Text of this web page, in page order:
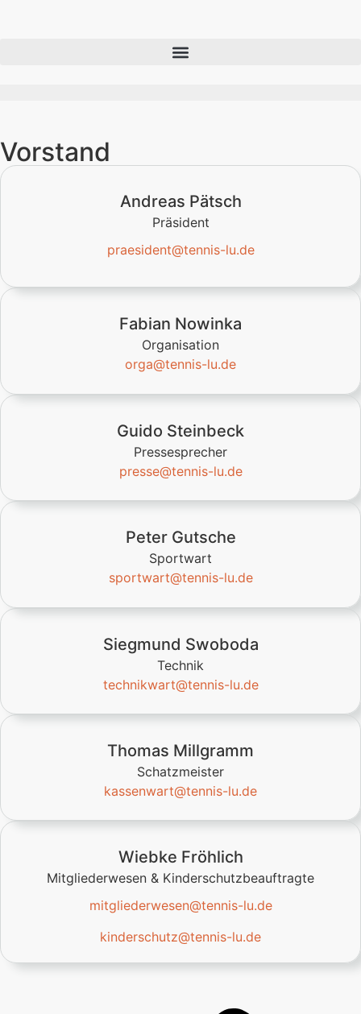
Vorstand
Andreas Pätsch
Präsident
praesident@tennis-lu.de
Fabian Nowinka
Organisation
orga@tennis-lu.de
Guido Steinbeck
Pressesprecher
presse@tennis-lu.de
Peter Gutsche
Sportwart
sportwart@tennis-lu.de
Siegmund Swoboda
Technik
technikwart@tennis-lu.de
Thomas Millgramm
Schatzmeister
kassenwart@tennis-lu.de
Wiebke Fröhlich
Mitgliederwesen & Kinderschutzbeauftragte
mitgliederwesen@tennis-lu.de
kinderschutz@tennis-lu.de